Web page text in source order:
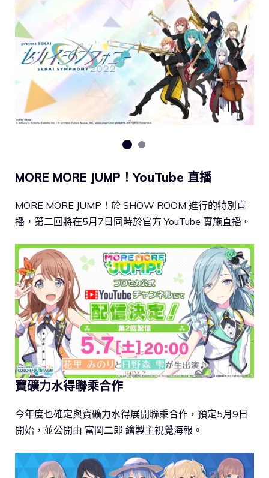
MORE MORE JUMP！YouTube 直播
MORE MORE JUMP！於 SHOW ROOM 進行的特別直
播，第二回將在5月7日同時於官方 YouTube 實施直播。
寶礦力水得聯乘合作
今年度也確定與寶礦力水得展開聯乘合作，預定5月9日
開始，並公開由 富岡二郎 繪製主視覺海報。